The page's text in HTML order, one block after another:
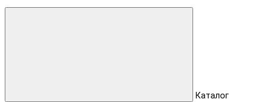
Каталог